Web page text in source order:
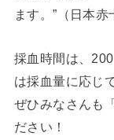
ます。”（日本赤
採血時間は、
は採血量に応じ
ぜひみなさんも
ださい！